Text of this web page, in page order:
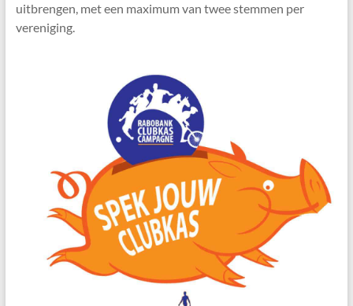
uitbrengen, met een maximum van twee stemmen per
vereniging.